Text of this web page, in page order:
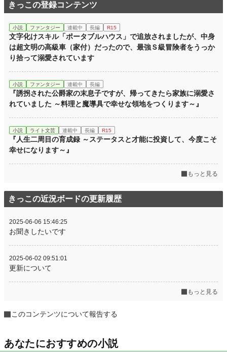
きっこの登録コンテンツ
小説 ファンタジー 連載中 長編 R15
文字化けスキル「ポータブルハウス」で追放されましたが、中身
は超文明の高級車（家付）だったので、最強Ｓ級冒険者をうっか
り拾って溺愛されています
小説 ファンタジー 連載中 長編
『誘拐された公爵家の末息子ですが、帰ってきたら家族に溺愛さ
れていました ～料理と魔導具で幸せな領地をつくります～』
小説 ライト文芸 連載中 長編 R15
『人生二周目の育成録 ～ステータスと才能に投資して、今度こそ
幸せになります～』
もっと見る
きっこの近況ボードの更新履歴
2025-06-06 15:46:25
お聞きしたいです
2025-06-02 09:51:01
更新について
もっと見る
このコンテンツについて報告する
あなたにおすすめの小説